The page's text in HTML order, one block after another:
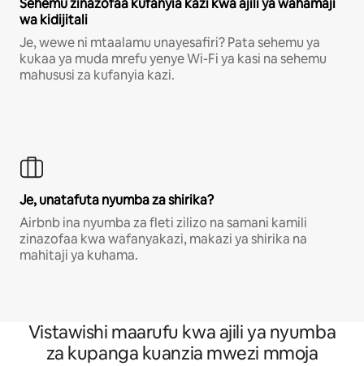
Sehemu zinazofaa kufanyia kazi kwa ajili ya wahamaji
wa kidijitali
Je, wewe ni mtaalamu unayesafiri? Pata sehemu ya
kukaa ya muda mrefu yenye Wi-Fi ya kasi na sehemu
mahususi za kufanyia kazi.
Je, unatafuta nyumba za shirika?
Airbnb ina nyumba za fleti zilizo na samani kamili
zinazofaa kwa wafanyakazi, makazi ya shirika na
mahitaji ya kuhama.
Vistawishi maarufu kwa ajili ya nyumba
za kupanga kuanzia mwezi mmoja